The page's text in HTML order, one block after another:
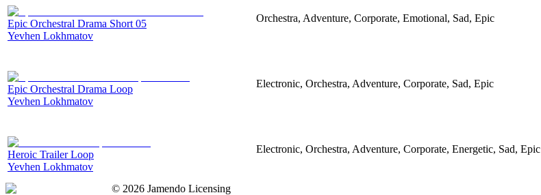
Epic Orchestral Drama Short 05
Yevhen Lokhmatov
Orchestra, Adventure, Corporate, Emotional, Sad, Epic
Epic Orchestral Drama Loop
Yevhen Lokhmatov
Electronic, Orchestra, Adventure, Corporate, Sad, Epic
Heroic Trailer Loop
Yevhen Lokhmatov
Electronic, Orchestra, Adventure, Corporate, Energetic, Sad, Epic
© 2026 Jamendo Licensing